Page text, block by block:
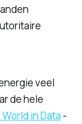
veel
de hele
in Data -